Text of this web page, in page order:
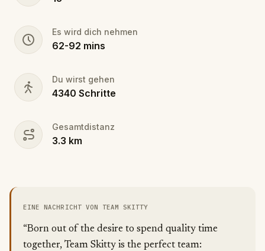
Es wird dich nehmen
62-92 mins
Du wirst gehen
4340 Schritte
Gesamtdistanz
3.3 km
EINE NACHRICHT VON TEAM SKITTY
“Born out of the desire to spend quality time
together, Team Skitty is the perfect team: